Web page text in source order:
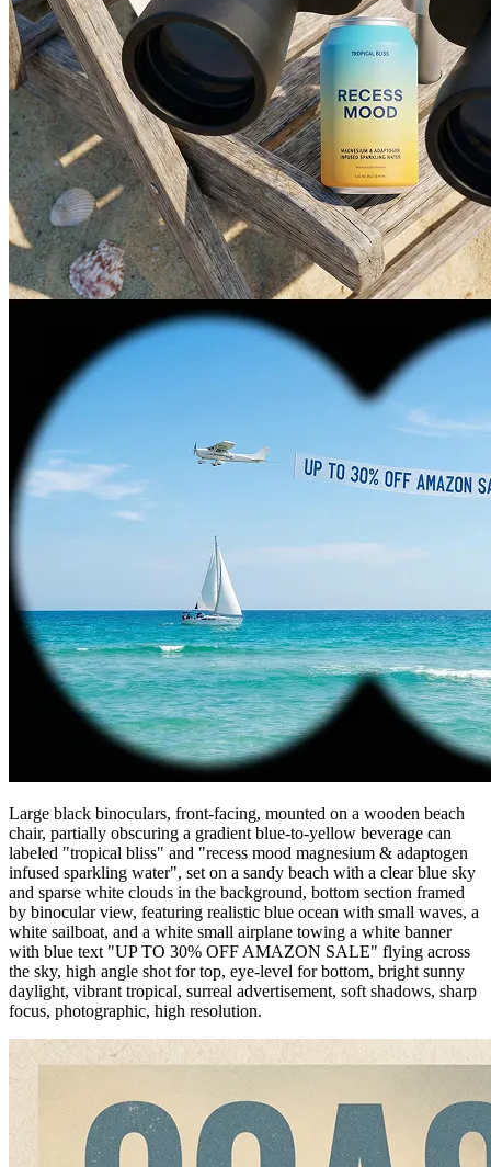
Large black binoculars, front-facing, mounted on a wooden beach
chair, partially obscuring a gradient blue-to-yellow beverage can
labeled "tropical bliss" and "recess mood magnesium & adaptogen
infused sparkling water", set on a sandy beach with a clear blue sky
and sparse white clouds in the background, bottom section framed
by binocular view, featuring realistic blue ocean with small waves, a
white sailboat, and a white small airplane towing a white banner
with blue text "UP TO 30% OFF AMAZON SALE" flying across
the sky, high angle shot for top, eye-level for bottom, bright sunny
daylight, vibrant tropical, surreal advertisement, soft shadows, sharp
focus, photographic, high resolution.